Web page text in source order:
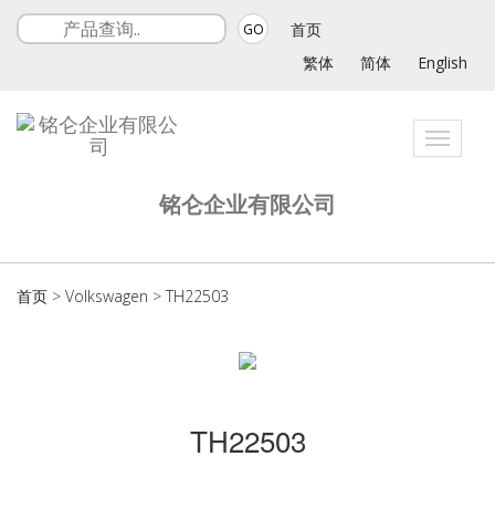
GO
首页
繁体
简体 English
Toggle
铭仑企业有限公司
首页 > Volkswagen > TH22503
TH22503